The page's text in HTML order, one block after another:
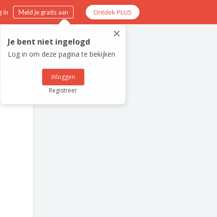
in Meld je gratis aan Ontdek PLUS
×
Je bent niet ingelogd
Log in om deze pagina te bekijken
Inloggen
Registreer